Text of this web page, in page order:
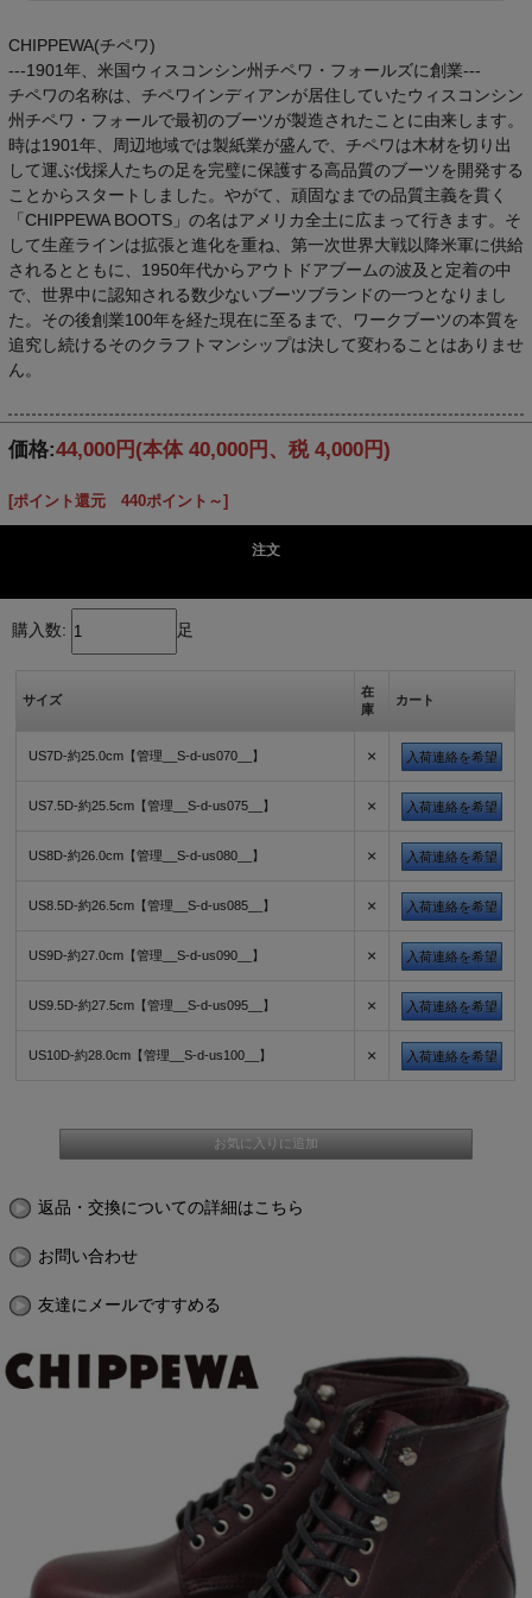
CHIPPEWA(チペワ)
---1901年、米国ウィスコンシン州チペワ・フォールズに創業---
チペワの名称は、チペワインディアンが居住していたウィスコンシン
州チペワ・フォールで最初のブーツが製造されたことに由来します。
時は1901年、周辺地域では製紙業が盛んで、チペワは木材を切り出
して運ぶ伐採人たちの足を完璧に保護する高品質のブーツを開発する
ことからスタートしました。やがて、頑固なまでの品質主義を貫く
「CHIPPEWA BOOTS」の名はアメリカ全土に広まって行きます。そ
して生産ラインは拡張と進化を重ね、第一次世界大戦以降米軍に供給
されるとともに、1950年代からアウトドアブームの波及と定着の中
で、世界中に認知される数少ないブーツブランドの一つとなりまし
た。その後創業100年を経た現在に至るまで、ワークブーツの本質を
追究し続けるそのクラフトマンシップは決して変わることはありませ
ん。
価格:44,000円 (本体 40,000円、税 4,000円)
[ポイント還元 440ポイント～]
注文
購入数: 足
サイズ
在
庫
カート
US7D-約25.0cm【管理__S-d-us070__】 × 入荷連絡を希望
US7.5D-約25.5cm【管理__S-d-us075__】 × 入荷連絡を希望
US8D-約26.0cm【管理__S-d-us080__】 × 入荷連絡を希望
US8.5D-約26.5cm【管理__S-d-us085__】 × 入荷連絡を希望
US9D-約27.0cm【管理__S-d-us090__】 × 入荷連絡を希望
US9.5D-約27.5cm【管理__S-d-us095__】 × 入荷連絡を希望
US10D-約28.0cm【管理__S-d-us100__】 × 入荷連絡を希望
返品・交換についての詳細はこちら
お問い合わせ
友達にメールですすめる